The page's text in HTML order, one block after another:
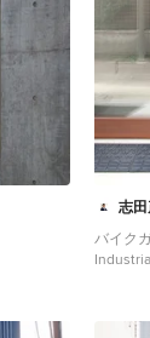
志
バイク